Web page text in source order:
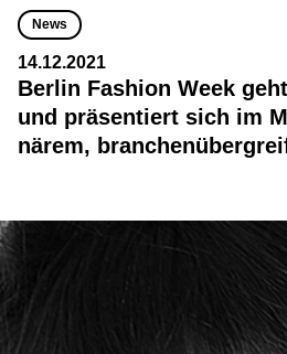
News
14.12.2021
Berlin Fashion Week
und präsentiert sich im
närem,